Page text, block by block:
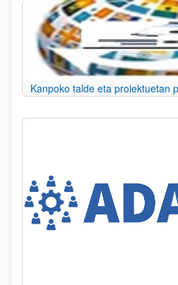
Kanpoko talde eta proiektuetan